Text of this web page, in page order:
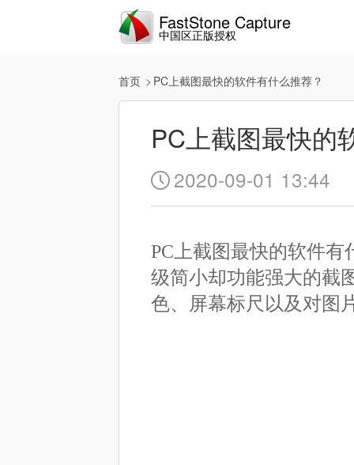
FastStone Capture
中国区正版授权
首页 PC上截图最快的软件有什么推荐？
PC上截图最快的
 2020-09-01 13:44
PC上截图最快的软件有
级简小却功能强大的截
色、屏幕标尺以及对图